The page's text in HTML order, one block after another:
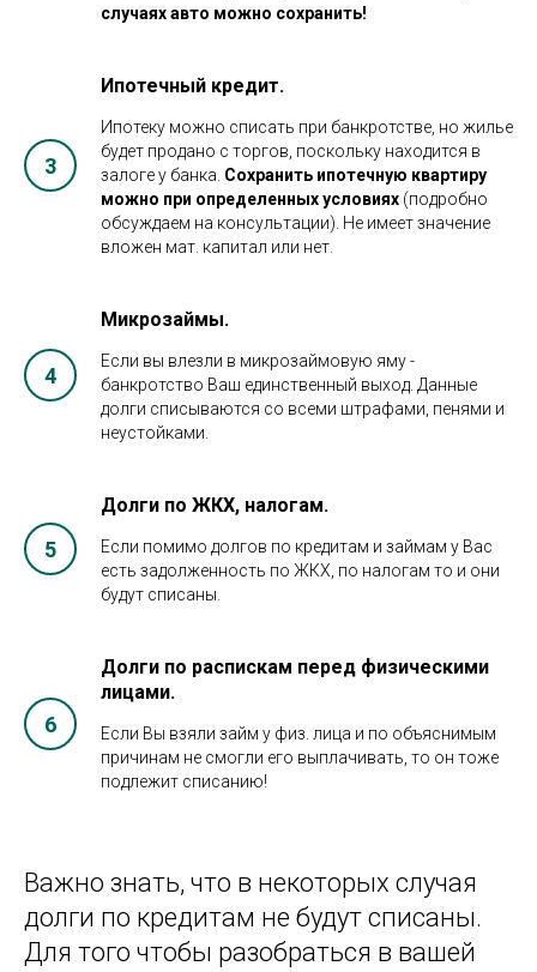
случаях авто можно сохранить!
Ипотечный кредит.
Ипотеку можно списать при банкротстве, но жилье
будет продано с торгов, поскольку находится в
залоге у банка. Сохранить ипотечную квартиру
можно при определенных условиях (подробно
обсуждаем на консультации). Не имеет значение
вложен мат. капитал или нет.
Микрозаймы.
Если вы влезли в микрозаймовую яму -
банкротство Ваш единственный выход. Данные
долги списываются со всеми штрафами, пенями и
неустойками.
Долги по ЖКХ, налогам.
Если помимо долгов по кредитам и займам у Вас
есть задолженность по ЖКХ, по налогам то и они
будут списаны.
Долги по распискам перед физическими
лицами.
Если Вы взяли займ у физ. лица и по объяснимым
причинам не смогли его выплачивать, то он тоже
подлежит списанию!
Важно знать, что в некоторых случая
долги по кредитам не будут списаны.
Для того чтобы разобраться в вашей